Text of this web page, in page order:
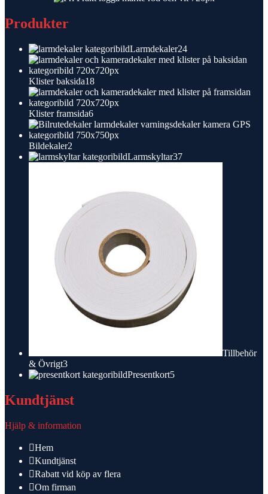
Produkter
Larmdekaler2424
produkter
Klister baksida1818
produkter
Klister framsida66
produkter
Bildekaler2
produkter
Larmskyltar3737
Tillbehör
& Övrigt33
produkter
Presentkort55
Kundtjänst
Hjälp & information
Hem
Kundtjänst
Rabatt vid köp av flera
Om firman